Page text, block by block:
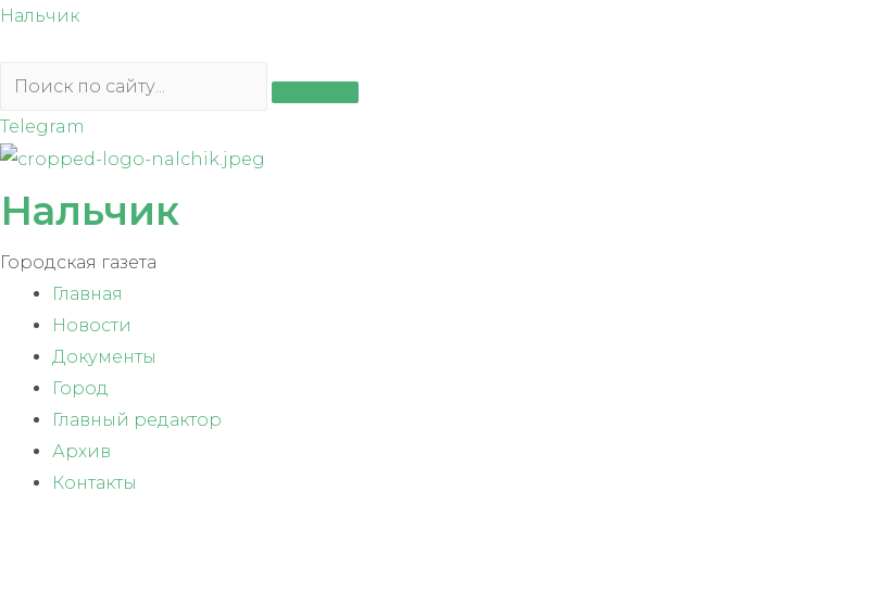
Перейти
содержимому
Нальчик
Telegram
Нальчик
Городская газета
Главная
Новости
Документы
Город
Главный редактор
Архив
Контакты